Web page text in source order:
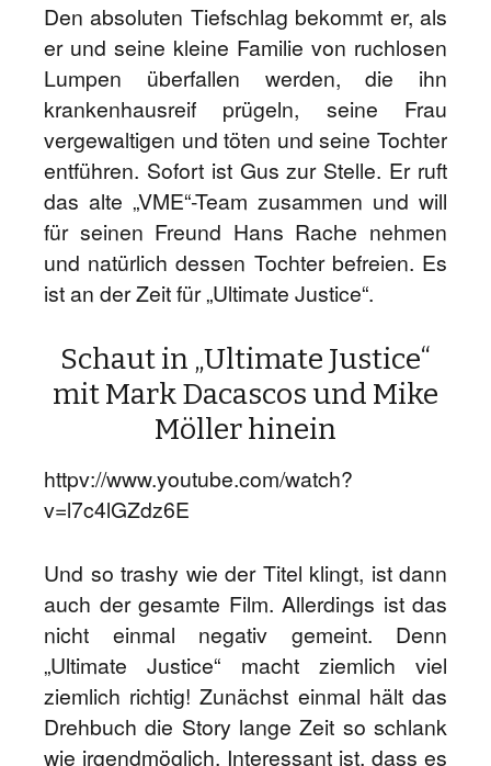
Den absoluten Tiefschlag bekommt er, als
er und seine kleine Familie von ruchlosen
Lumpen überfallen werden, die ihn
krankenhausreif prügeln, seine Frau
vergewaltigen und töten und seine Tochter
entführen. Sofort ist Gus zur Stelle. Er ruft
das alte „VME“-Team zusammen und will
für seinen Freund Hans Rache nehmen
und natürlich dessen Tochter befreien. Es
ist an der Zeit für „Ultimate Justice“.
Schaut in „Ultimate Justice“
mit Mark Dacascos und Mike
Möller hinein
httpv://www.youtube.com/watch?
v=l7c4lGZdz6E
Und so trashy wie der Titel klingt, ist dann
auch der gesamte Film. Allerdings ist das
nicht einmal negativ gemeint. Denn
„Ultimate Justice“ macht ziemlich viel
ziemlich richtig! Zunächst einmal hält das
Drehbuch die Story lange Zeit so schlank
wie irgendmöglich. Interessant ist, dass es